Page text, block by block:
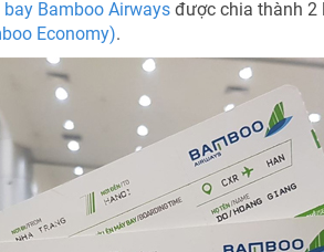
Bamboo Airways được chia thành 2
Economy).